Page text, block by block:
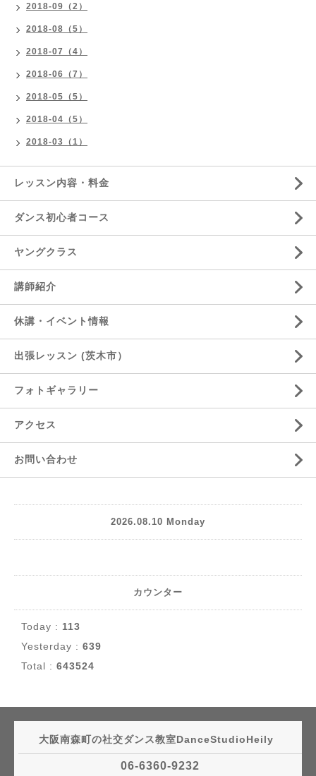
2018-09（2）
2018-08（5）
2018-07（4）
2018-06（7）
2018-05（5）
2018-04（5）
2018-03（1）
レッスン内容・料金
ダンス初心者コース
ヤングクラス
講師紹介
休講・イベント情報
出張レッスン (茨木市）
フォトギャラリー
アクセス
お問い合わせ
2026.08.10 Monday
カウンター
Today : 113
Yesterday : 639
Total : 643524
大阪南森町の社交ダンス教室DanceStudioHeily
06-6360-9232